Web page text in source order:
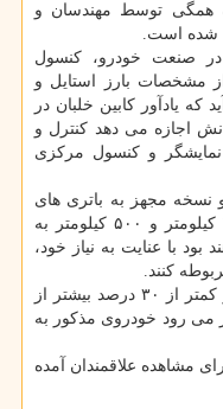
همگی توسط مهندسان و
شده است.
در صنعت خودرو، كنسول
مشخصات بارز استایل و
یادآور كابین خلبان در
اجازه می دهد كنترل و
و كنسول مركزی
نسخه مجهز به باتری های
لیتیوم یونی با توان پیمایش بالغ بر ۳۰۰ كیلومتر و ۵۰۰ كیلومتر به
بود با عنایت به نیاز خود،
كنند.
گفته می شود این خودروی الكتریكی در كمتر از ۳۰ درصد بیشتر از
می رود خودروی مذكور به
مشاهده علاقمندان آمده